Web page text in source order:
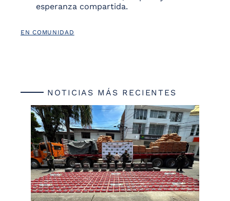
esperanza compartida.
EN COMUNIDAD
NOTICIAS MÁS RECIENTES